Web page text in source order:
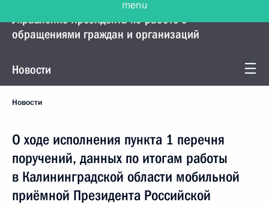
Управление Президента по работе с
обращениями граждан и организаций
Новости
Новости
О ходе исполнения пункта 1 перечня
поручений, данных по итогам работы
в Калининградской области мобильной
приёмной Президента Российской